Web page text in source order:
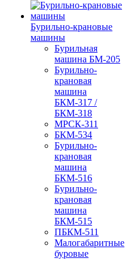
Бурильно-крановые
машины
Бурильная
машина БМ-205
Бурильно-
крановая
машина
БКМ-317 /
БКМ-318
МРСК-311
БКМ-534
Бурильно-
крановая
машина
БКМ-516
Бурильно-
крановая
машина
БКМ-515
ПБКМ-511
Малогабаритные
буровые